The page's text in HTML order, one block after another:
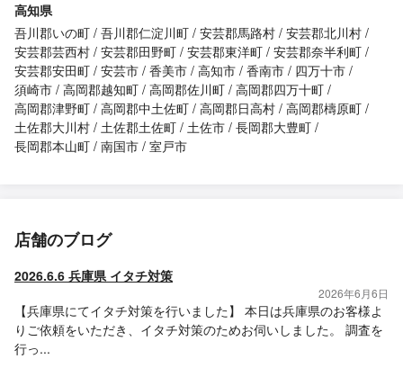
高知県
吾川郡いの町 吾川郡仁淀川町 安芸郡馬路村 安芸郡北川村
安芸郡芸西村 安芸郡田野町 安芸郡東洋町 安芸郡奈半利町
安芸郡安田町 安芸市 香美市 高知市 香南市
四万十市
須崎市 高岡郡越知町 高岡郡佐川町 高岡郡四万十町
高岡郡津野町 高岡郡中土佐町 高岡郡日高村 高岡郡檮原町
土佐郡大川村 土佐郡土佐町 土佐市 長岡郡大豊町
長岡郡本山町 南国市 室戸市
店舗のブログ
2026.6.6 兵庫県 イタチ対策
2026年6月6日
【兵庫県にてイタチ対策を行いました】 本日は兵庫県のお客様よ
りご依頼をいただき、イタチ対策のためお伺いしました。 調査を
行っ...